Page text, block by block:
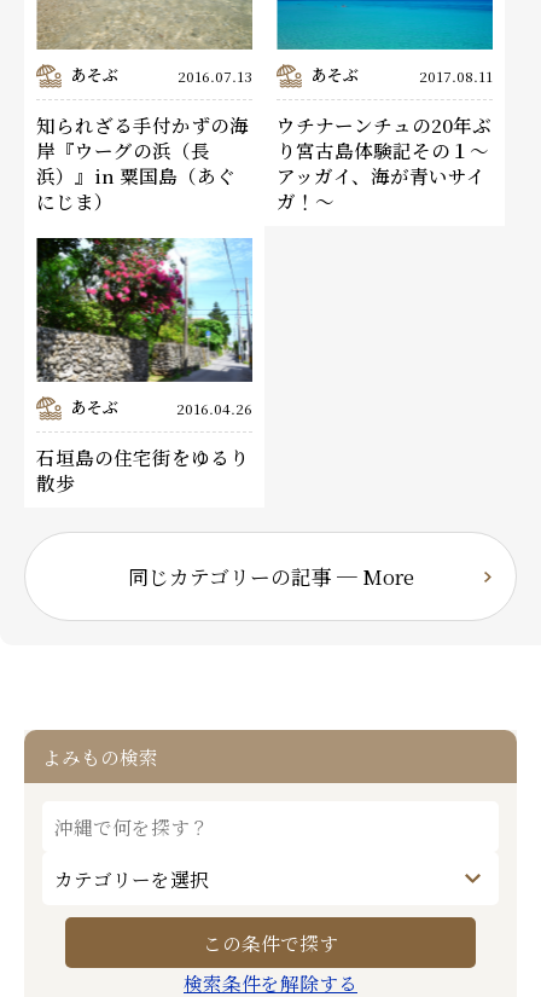
あそぶ 2016.07.13
知られざる手付かずの海
岸『ウーグの浜（長
浜）』in 粟国島（あぐ
にじま）
あそぶ 2017.08.11
ウチナーンチュの20年ぶ
り宮古島体験記その１〜
アッガイ、海が青いサイ
ガ！〜
あそぶ 2016.04.26
石垣島の住宅街をゆるり
散歩
同じカテゴリーの記事 ─ More
よみもの検索
検索条件を解除する